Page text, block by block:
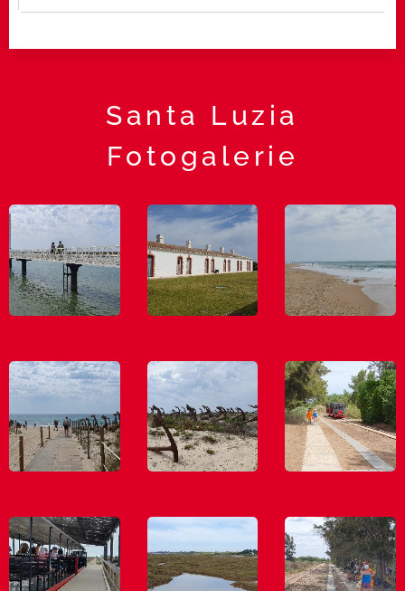
Santa Luzia
Fotogalerie